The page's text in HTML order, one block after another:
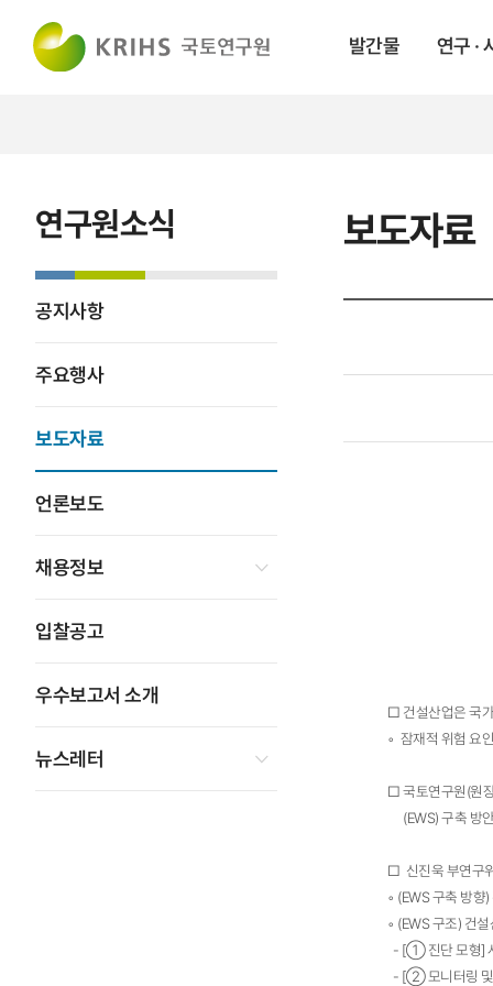
발간물 연구 ·
보도자료
연구원소식
공지사항
주요행사
보도자료
언론보도
채용정보
입찰공고
우수보고서 소개
뉴스레터
□ 건설산업은 국
◦ 잠재적 위험 요
□ 국토연구원(원
(EWS) 구축 방
□ 신진욱 부연구
◦ (EWS 구축 방향
◦ (EWS 구조) 건
- [① 진단 모형]
- [② 모니터링 및